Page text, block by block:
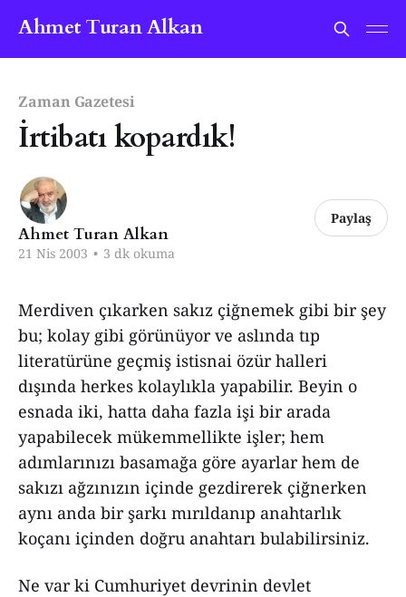
Ahmet Turan Alkan
Zaman Gazetesi
İrtibatı kopardık!
Ahmet Turan Alkan
21 Nis 2003 • 3 dk okuma
Paylaş
Merdiven çıkarken sakız çiğnemek gibi bir şey
bu; kolay gibi görünüyor ve aslında tıp
literatürüne geçmiş istisnai özür halleri
dışında herkes kolaylıkla yapabilir. Beyin o
esnada iki, hatta daha fazla işi bir arada
yapabilecek mükemmellikte işler; hem
adımlarınızı basamağa göre ayarlar hem de
sakızı ağzınızın içinde gezdirerek çiğnerken
aynı anda bir şarkı mırıldanıp anahtarlık
koçanı içinden doğru anahtarı bulabilirsiniz.
Ne var ki Cumhuriyet devrinin devlet